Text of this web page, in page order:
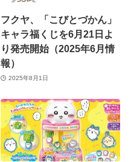
フクヤ、「こびとづかん」
キャラ福くじを6月21日よ
り発売開始（2025年6月情
報）
2025年8月1日